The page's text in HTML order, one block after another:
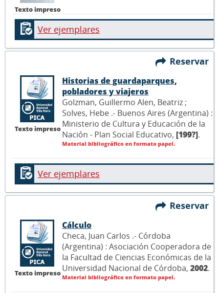
Texto impreso
Ver ejemplares
Reservar
Texto impreso
Historias de guardaparques,
pobladores y viajeros
Golzman, Guillermo Alen, Beatriz ;
Solves, Hebe .- Buenos Aires (Argentina) :
Ministerio de Cultura y Educación de la
Nación - Plan Social Educativo, [199?].
Material bibliográfico en formato papel.
Ver ejemplares
Reservar
Texto impreso
Cálculo
Checa, Juan Carlos .- Córdoba
(Argentina) : Asociación Cooperadora de
la Facultad de Ciencias Económicas de la
Universidad Nacional de Córdoba, 2002.
Material bibliográfico en formato papel.